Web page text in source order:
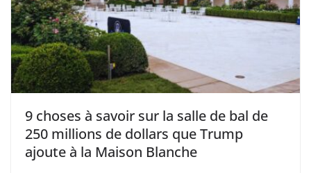
9 choses à savoir sur la salle de bal de
250 millions de dollars que Trump
ajoute à la Maison Blanche